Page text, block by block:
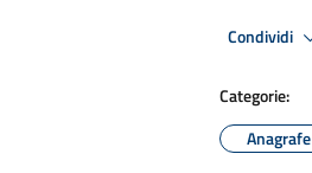
Condividi
Categorie:
Anagrafe